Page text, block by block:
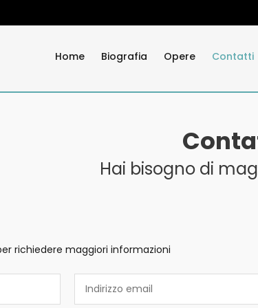
Home Biografia Opere Contatti
Hai bisogno di
richiedere maggiori informazioni